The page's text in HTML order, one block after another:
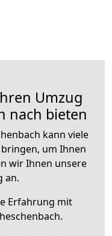
Umzug
nach bieten
kann viele
um Ihnen
wir Ihnen unsere
an.
Erfahrung mit
.